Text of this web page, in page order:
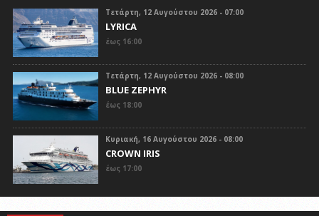
Τετάρτη, 12 Αυγούστου 2026 - 07:00
LYRICA
έως 16:00
Τετάρτη, 12 Αυγούστου 2026 - 08:00
BLUE ZEPHYR
έως 18:00
Κυριακή, 16 Αυγούστου 2026 - 08:00
CROWN IRIS
έως 17:00